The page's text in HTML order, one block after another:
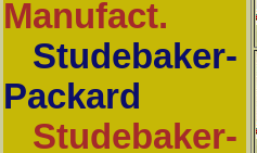
Manufact.
Studebaker-
Packard
Studebaker-